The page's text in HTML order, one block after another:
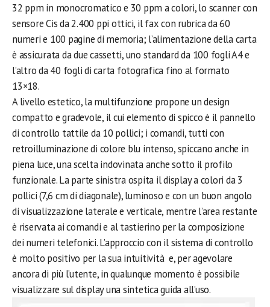
32 ppm in monocromatico e 30 ppm a colori, lo scanner con
sensore Cis da 2.400 ppi ottici, il fax con rubrica da 60
numeri e 100 pagine di memoria; l’alimentazione della carta
è assicurata da due cassetti, uno standard da 100 fogli A4 e
l’altro da 40 fogli di carta fotografica fino al formato
13×18.
A livello estetico, la multifunzione propone un design
compatto e gradevole, il cui elemento di spicco è il pannello
di controllo tattile da 10 pollici; i comandi, tutti con
retroilluminazione di colore blu intenso, spiccano anche in
piena luce, una scelta indovinata anche sotto il profilo
funzionale. La parte sinistra ospita il display a colori da 3
pollici (7,6 cm di diagonale), luminoso e con un buon angolo
di visualizzazione laterale e verticale, mentre l’area restante
è riservata ai comandi e al tastierino per la composizione
dei numeri telefonici. L’approccio con il sistema di controllo
è molto positivo per la sua intuitività e, per agevolare
ancora di più l’utente, in qualunque momento è possibile
visualizzare sul display una sintetica guida all’uso.